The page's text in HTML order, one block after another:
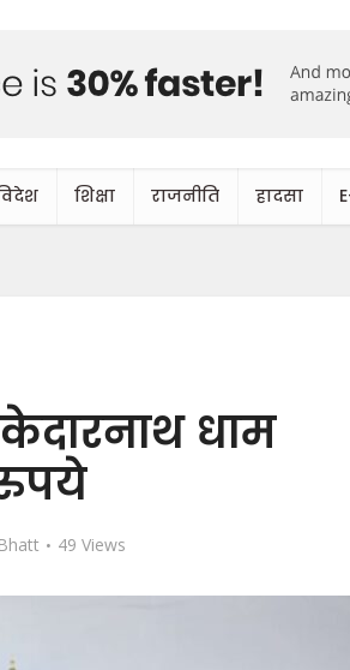
शिक्षा राजनीति हादसा
धाम
49 Views